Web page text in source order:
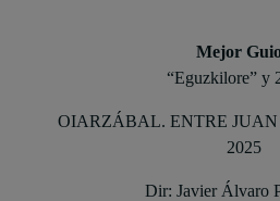
Mejor
“Eguzkilore” y
OIARZÁBAL. ENTRE JUAN
2025
Dir: Javier Álvaro